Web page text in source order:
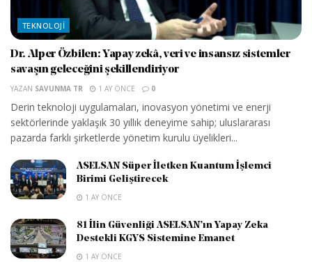
TEKNOLOJI
Dr. Alper Özbilen: Yapay zekâ, veri ve insansız sistemler
savaşın geleceğini şekillendiriyor
YAZAN SAVUNMA TR 1 AY ÖNCE 0
Derin teknoloji uygulamaları, inovasyon yönetimi ve enerji
sektörlerinde yaklaşık 30 yıllık deneyime sahip; uluslararası
pazarda farklı şirketlerde yönetim kurulu üyelikleri...
ASELSAN Süper İletken Kuantum İşlemci
Birimi Geliştirecek
1 AY ÖNCE
81 İlin Güvenliği ASELSAN’ın Yapay Zeka
Destekli KGYS Sistemine Emanet
1 AY ÖNCE